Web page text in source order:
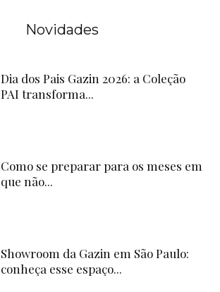
Novidades
Dia dos Pais Gazin 2026: a Coleção
PAI transforma...
Como se preparar para os meses em
que não...
Showroom da Gazin em São Paulo:
conheça esse espaço...